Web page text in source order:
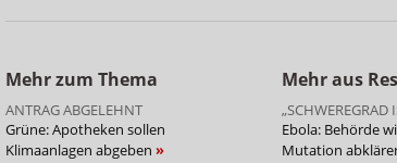
Mehr zum Thema
ANTRAG ABGELEHNT
Grüne: Apotheken sollen
Klimaanlagen abgeben
Mehr aus
„SCHWEREGRAD
Ebola: Behörde
Mutation